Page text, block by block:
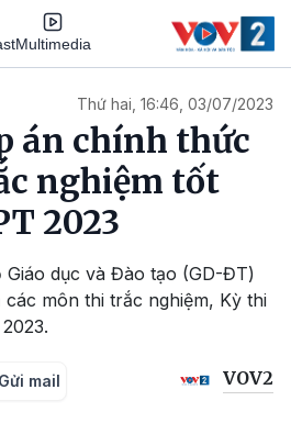
Multimedia
Thứ hai, 16:46, 03/07/2023
án chính thức
nghiệm tốt
2023
Giáo dục và Đào tạo (GD-ĐT)
môn thi trắc nghiệm, Kỳ thi
Gửi mail VOV2